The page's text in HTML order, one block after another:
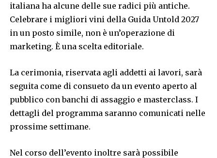
italiana ha alcune delle sue radici più antiche.
Celebrare i migliori vini della Guida Untold 2027
in un posto simile, non è un’operazione di
marketing. È una scelta editoriale.
La cerimonia, riservata agli addetti ai lavori, sarà
seguita come di consueto da un evento aperto al
pubblico con banchi di assaggio e masterclass. I
dettagli del programma saranno comunicati nelle
prossime settimane.
Nel corso dell’evento inoltre sarà possibile